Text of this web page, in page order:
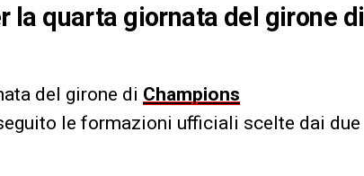
la quarta giornata del girone di
del girone di Champions
le formazioni ufficiali scelte dai due